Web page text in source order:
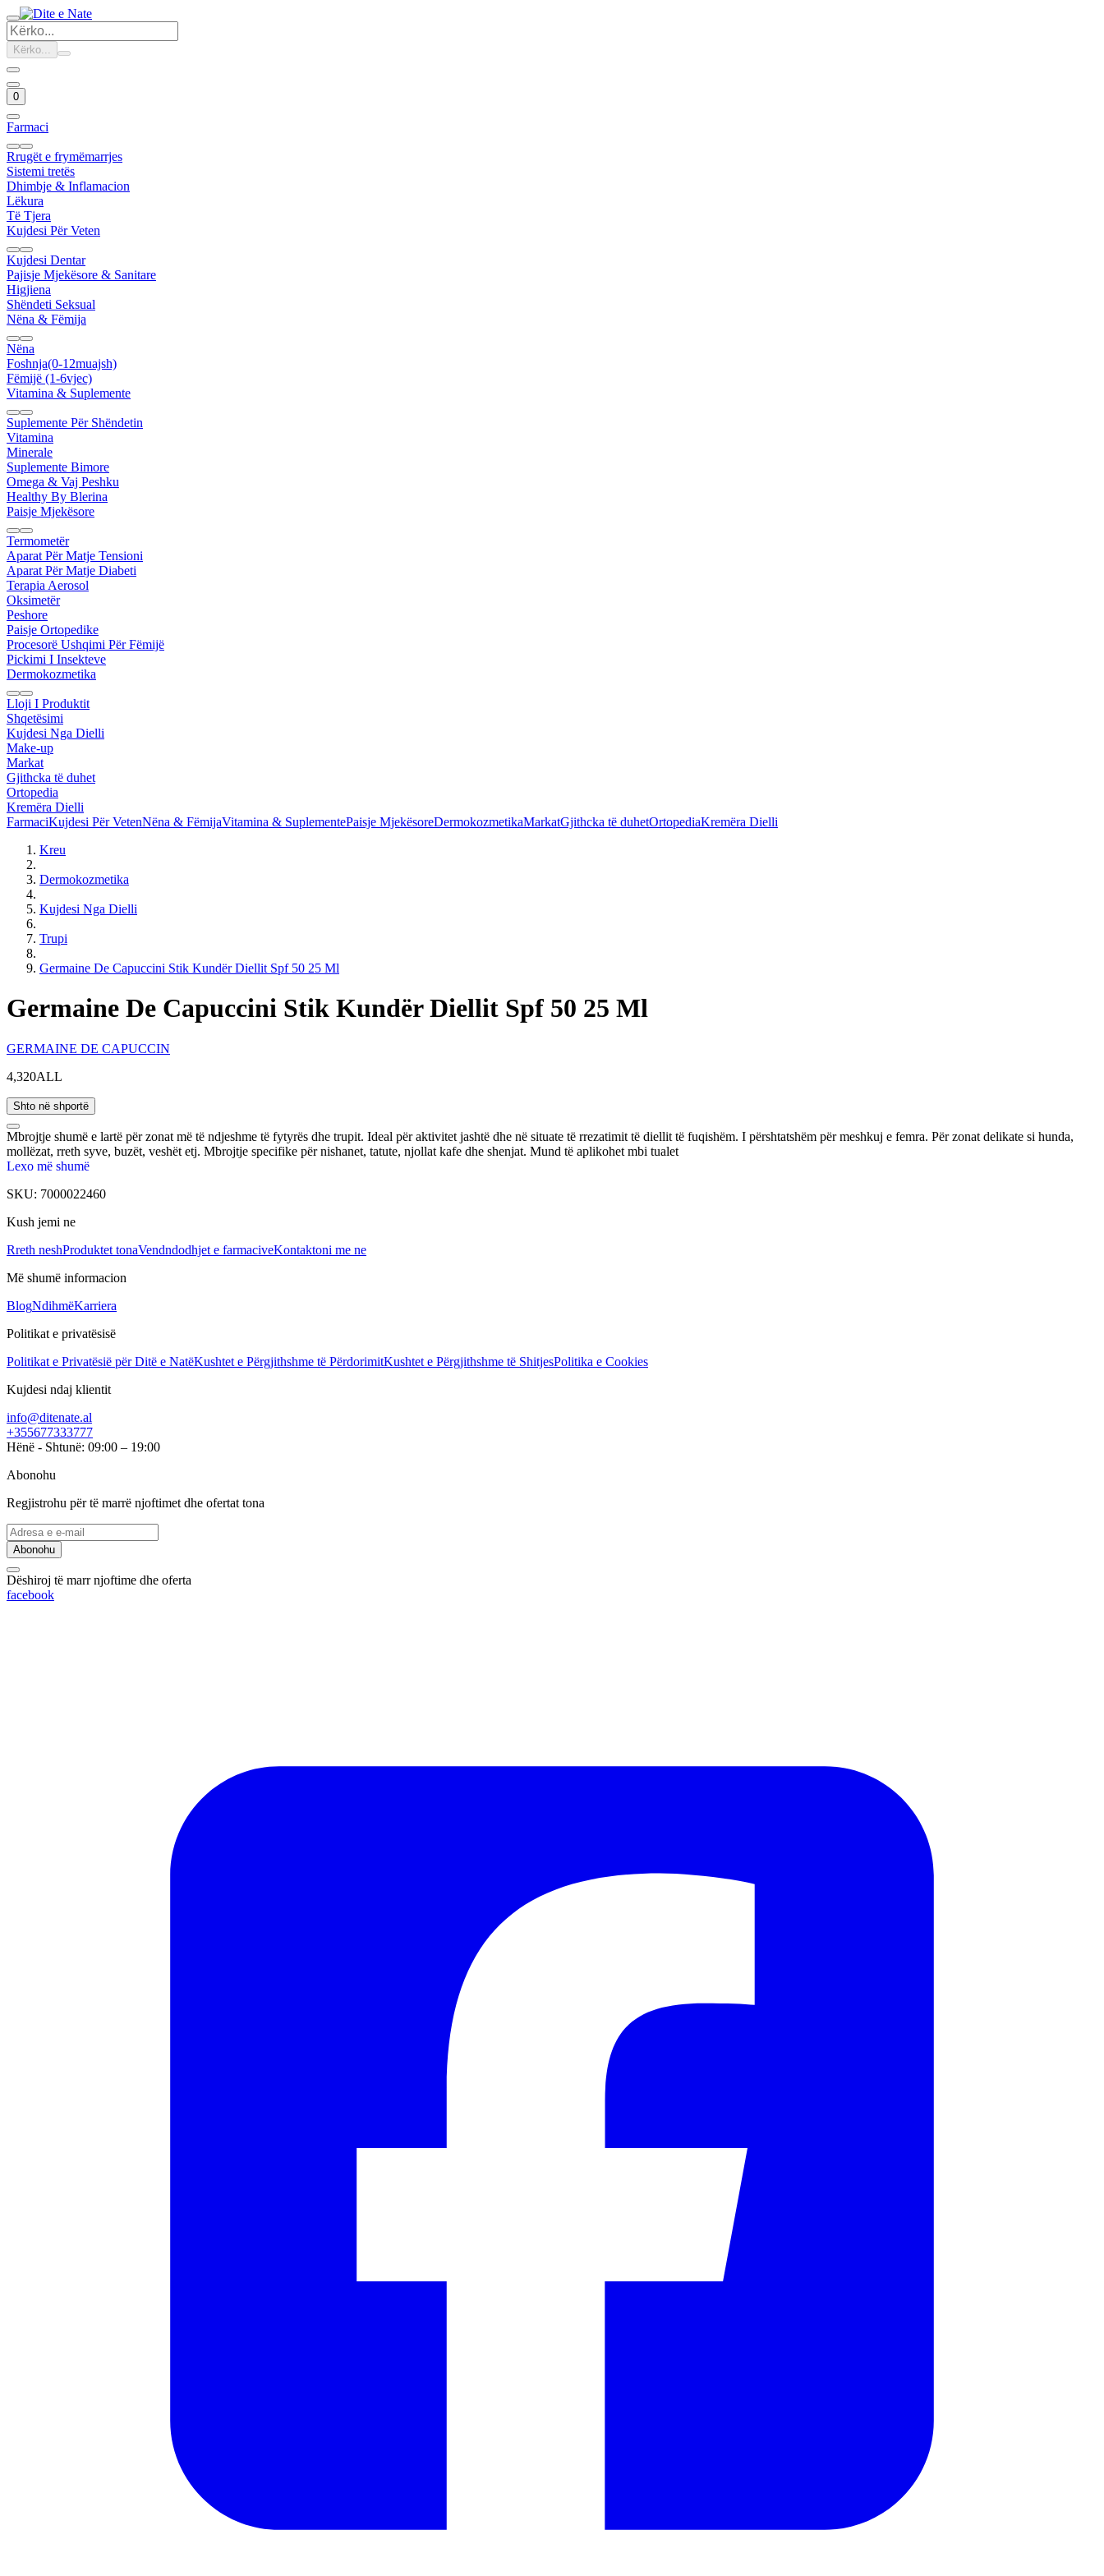
Kërko...
0
Farmaci
Rrugët e frymëmarrjes
Sistemi tretës
Dhimbje & Inflamacion
Lëkura
Të Tjera
Kujdesi Për Veten
Kujdesi Dentar
Pajisje Mjekësore & Sanitare
Higjiena
Shëndeti Seksual
Nëna & Fëmija
Nëna
Foshnja(0-12muajsh)
Fëmijë (1-6vjec)
Vitamina & Suplemente
Suplemente Për Shëndetin
Vitamina
Minerale
Suplemente Bimore
Omega & Vaj Peshku
Healthy By Blerina
Paisje Mjekësore
Termometër
Aparat Për Matje Tensioni
Aparat Për Matje Diabeti
Terapia Aerosol
Oksimetër
Peshore
Paisje Ortopedike
Procesorë Ushqimi Për Fëmijë
Pickimi I Insekteve
Dermokozmetika
Lloji I Produktit
Shqetësimi
Kujdesi Nga Dielli
Make-up
Markat
Gjithcka të duhet
Ortopedia
Kremëra Dielli
FarmaciKujdesi Për VetenNëna & FëmijaVitamina & SuplementePaisje MjekësoreDermokozmetikaMarkatGjithcka të duhetOrtopediaKremëra Dielli
Kreu
Dermokozmetika
Kujdesi Nga Dielli
Trupi
Germaine De Capuccini Stik Kundër Diellit Spf 50 25 Ml
Germaine De Capuccini Stik Kundër Diellit Spf 50 25 Ml
GERMAINE DE CAPUCCIN
4,320ALL
Shto në shportë
Mbrojtje shumë e lartë për zonat më të ndjeshme të fytyrës dhe trupit. Ideal për aktivitet jashtë dhe në situate të rrezatimit të diellit të fuqishëm. I përshtatshëm për meshkuj e femra. Për zonat delikate si hunda,
mollëzat, rreth syve, buzët, veshët etj. Mbrojtje specifike për nishanet, tatute, njollat kafe dhe shenjat. Mund të aplikohet mbi tualet
Lexo më shumë
SKU: 7000022460
Kush jemi ne
Rreth neshProduktet tonaVendndodhjet e farmaciveKontaktoni me ne
Më shumë informacion
BlogNdihmëKarriera
Politikat e privatësisë
Politikat e Privatësië për Ditë e NatëKushtet e Përgjithshme të PërdorimitKushtet e Përgjithshme të ShitjesPolitika e Cookies
Kujdesi ndaj klientit
info@ditenate.al
+355677333777
Hënë - Shtunë: 09:00 – 19:00
Abonohu
Regjistrohu për të marrë njoftimet dhe ofertat tona
Abonohu
Dëshiroj të marr njoftime dhe oferta
facebook